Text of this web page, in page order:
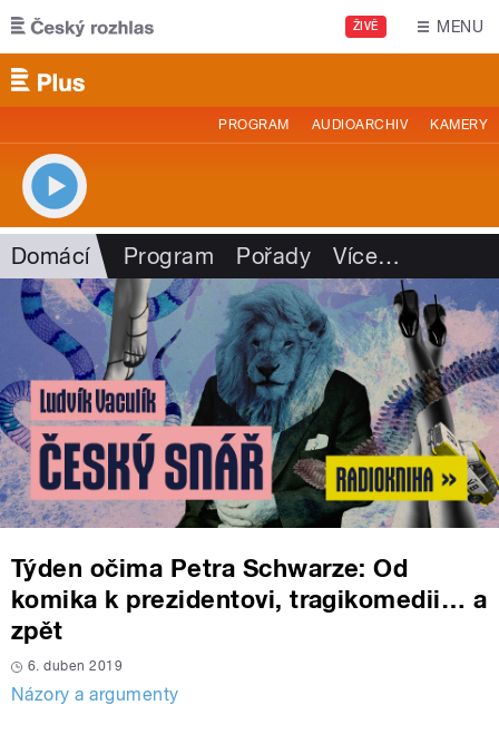
Přejít k hlavnímu obsahu
ŽIVĚ MENU
PROGRAM AUDIOARCHIV KAMERY
Domácí Program Pořady Více…
Týden očima Petra Schwarze: Od
komika k prezidentovi, tragikomedii… a
zpět
6. duben 2019
Názory a argumenty